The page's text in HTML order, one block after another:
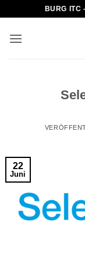
springen
BURG ITC
22
Juni